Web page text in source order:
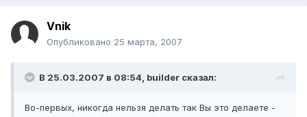
Vnik
Опубликовано 25 марта, 2007
В 25.03.2007 в 08:54, builder сказал:
Во-первых, никогда нельзя делать так Вы это делаете -